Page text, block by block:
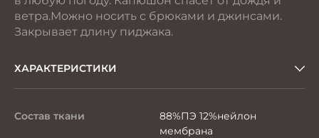
ветра.Можно носить с брюками и джинсами.
Закрывает длину пиджака.
ХАРАКТЕРИСТИКИ
Состав ткани
88%ПЭ 12%нейлон
мембрана